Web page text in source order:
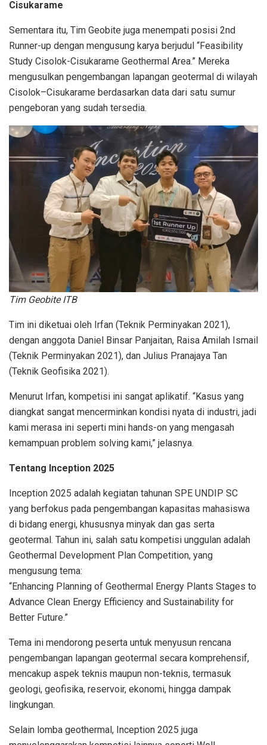
Cisukarame
Sementara itu, Tim Geobite juga menempati posisi 2nd
Runner-up dengan mengusung karya berjudul “Feasibility
Study Cisolok-Cisukarame Geothermal Area.” Mereka
mengusulkan pengembangan lapangan geotermal di wilayah
Cisolok–Cisukarame berdasarkan data dari satu sumur
pengeboran yang sudah tersedia.
Tim Geobite ITB
Tim ini diketuai oleh Irfan (Teknik Perminyakan 2021),
dengan anggota Daniel Binsar Panjaitan, Raisa Amilah Ismail
(Teknik Perminyakan 2021), dan Julius Pranajaya Tan
(Teknik Geofisika 2021).
Menurut Irfan, kompetisi ini sangat aplikatif. “Kasus yang
diangkat sangat mencerminkan kondisi nyata di industri, jadi
kami merasa ini seperti mini hands-on yang mengasah
kemampuan problem solving kami,” jelasnya.
Tentang Inception 2025
Inception 2025 adalah kegiatan tahunan SPE UNDIP SC
yang berfokus pada pengembangan kapasitas mahasiswa
di bidang energi, khususnya minyak dan gas serta
geotermal. Tahun ini, salah satu kompetisi unggulan adalah
Geothermal Development Plan Competition, yang
mengusung tema:
“Enhancing Planning of Geothermal Energy Plants Stages to
Advance Clean Energy Efficiency and Sustainability for
Better Future.”
Tema ini mendorong peserta untuk menyusun rencana
pengembangan lapangan geotermal secara komprehensif,
mencakup aspek teknis maupun non-teknis, termasuk
geologi, geofisika, reservoir, ekonomi, hingga dampak
lingkungan.
Selain lomba geothermal, Inception 2025 juga